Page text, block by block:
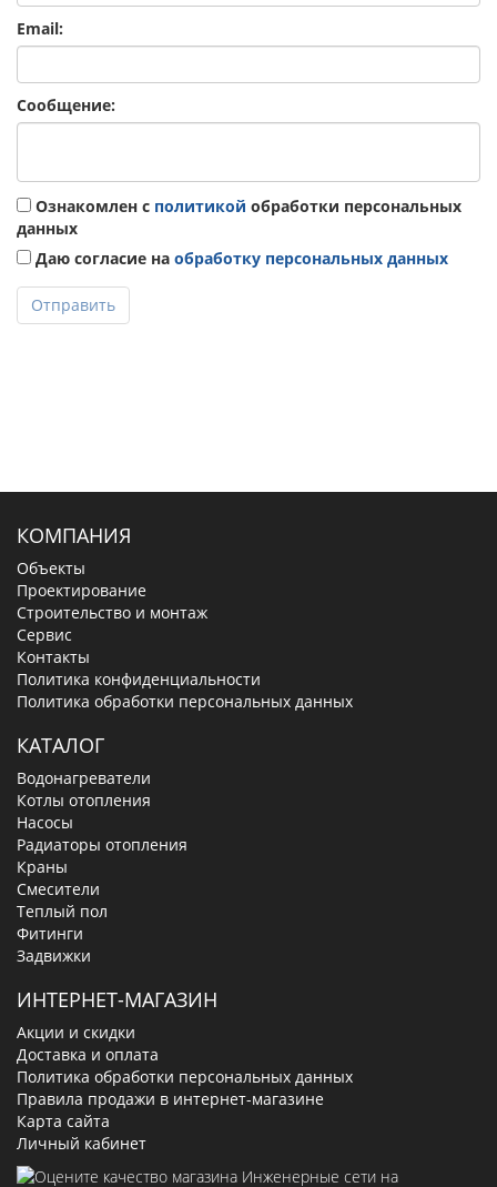
Email:
Сообщение:
Ознакомлен с политикой обработки персональных
данных
Даю согласие на обработку персональных данных
Отправить
КОМПАНИЯ
Объекты
Проектирование
Строительство и монтаж
Сервис
Контакты
Политика конфиденциальности
Политика обработки персональных данных
КАТАЛОГ
Водонагреватели
Котлы отопления
Насосы
Радиаторы отопления
Краны
Смесители
Теплый пол
Фитинги
Задвижки
ИНТЕРНЕТ-МАГАЗИН
Акции и скидки
Доставка и оплата
Политика обработки персональных данных
Правила продажи в интернет-магазине
Карта сайта
Личный кабинет